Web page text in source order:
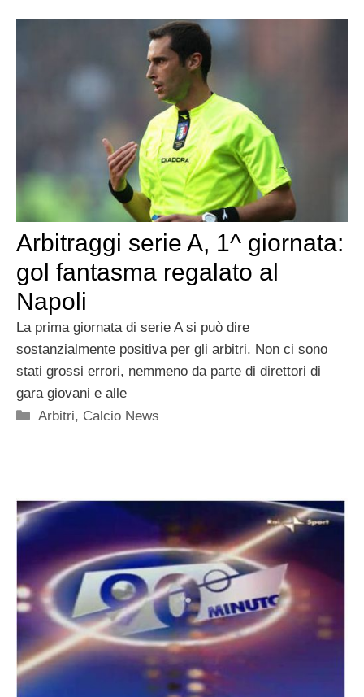
Arbitraggi serie A, 1^ giornata:
gol fantasma regalato al
Napoli
La prima giornata di serie A si può dire
sostanzialmente positiva per gli arbitri. Non ci sono
stati grossi errori, nemmeno da parte di direttori di
gara giovani e alle
Categorie
Arbitri, Calcio News